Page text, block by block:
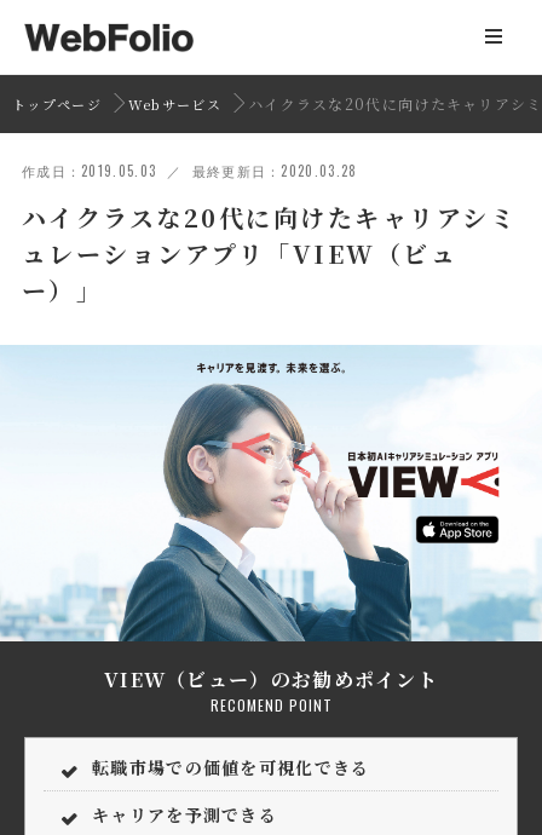
トップページ Webサービス ハイクラスな20代に向けたキャリアシ
作成日：2019.05.03 ／ 最終更新日：2020.03.28
ハイクラスな20代に向けたキャリアシミ
ュレーションアプリ「VIEW（ビュ
ー）」
VIEW（ビュー）のお勧めポイント
RECOMEND POINT
転職市場での価値を可視化できる
キャリアを予測できる